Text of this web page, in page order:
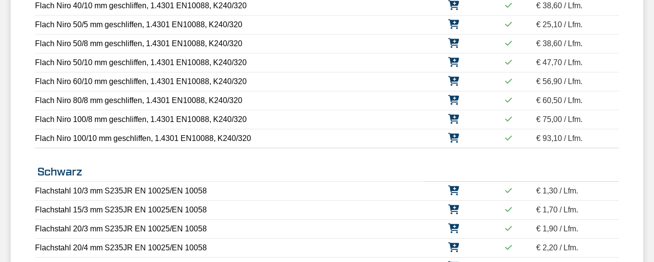
Flach Niro 40/10 mm geschliffen, 1.4301 EN10088, K240/320 € 38,60 / Lfm.
Flach Niro 50/5 mm geschliffen, 1.4301 EN10088, K240/320 € 25,10 / Lfm.
Flach Niro 50/8 mm geschliffen, 1.4301 EN10088, K240/320 € 38,60 / Lfm.
Flach Niro 50/10 mm geschliffen, 1.4301 EN10088, K240/320 € 47,70 / Lfm.
Flach Niro 60/10 mm geschliffen, 1.4301 EN10088, K240/320 € 56,90 / Lfm.
Flach Niro 80/8 mm geschliffen, 1.4301 EN10088, K240/320 € 60,50 / Lfm.
Flach Niro 100/8 mm geschliffen, 1.4301 EN10088, K240/320 € 75,00 / Lfm.
Flach Niro 100/10 mm geschliffen, 1.4301 EN10088, K240/320 € 93,10 / Lfm.
Schwarz
Flachstahl 10/3 mm S235JR EN 10025/EN 10058 € 1,30 / Lfm.
Flachstahl 15/3 mm S235JR EN 10025/EN 10058 € 1,70 / Lfm.
Flachstahl 20/3 mm S235JR EN 10025/EN 10058 € 1,90 / Lfm.
Flachstahl 20/4 mm S235JR EN 10025/EN 10058 € 2,20 / Lfm.